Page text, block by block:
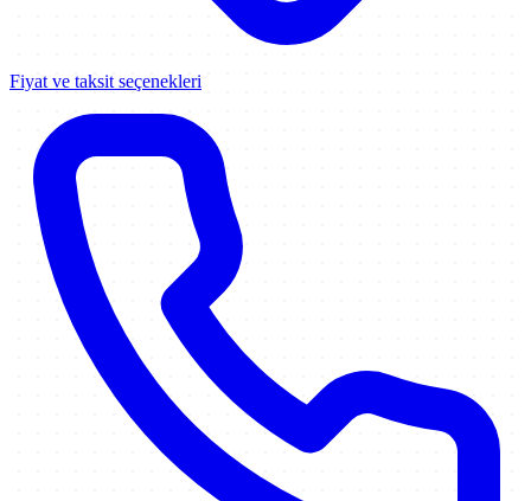
Fiyat ve taksit seçenekleri